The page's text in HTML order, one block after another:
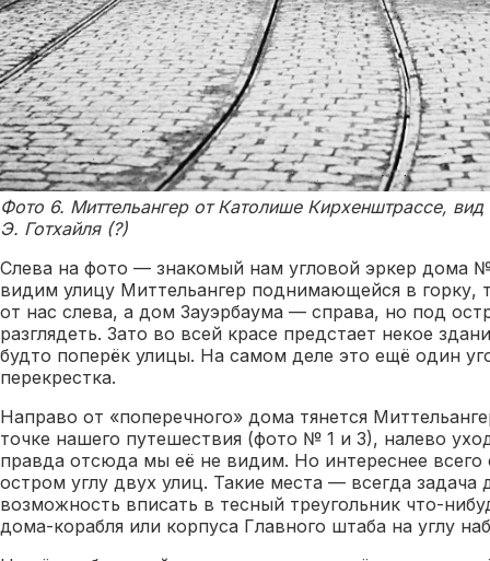
Фото 6. Миттельангер от Католише Кирхенштрассе,
Э. Готхайля (?)
Слева на фото — знакомый нам угловой эркер дома
видим улицу Миттельангер поднимающейся в горку,
от нас слева, а дом Зауэрбаума — справа, но под
разглядеть. Зато во всей красе предстает некое
будто поперёк улицы. На самом деле это ещё один
перекрестка.
Направо от «поперечного» дома тянется
точке нашего путешествия (фото № 1 и 3), налево
правда отсюда мы её не видим. Но интереснее
остром углу двух улиц. Такие места — всегда задача
возможность вписать в тесный треугольник что-
дома-корабля или корпуса Главного штаба на углу